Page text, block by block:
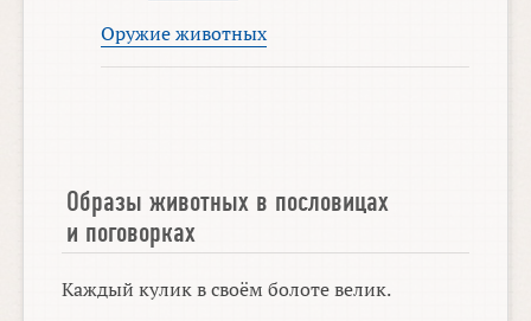
Оружие животных
Образы животных в пословицах
и поговорках
Каждый кулик в своём болоте велик.